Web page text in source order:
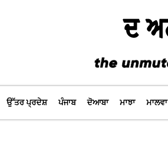
ਉੱਤਰ ਪ੍ਰਦੇਸ਼ ਪੰਜਾਬ ਦੋਆਬਾ ਮਾਝਾ ਮਾਲਵਾ